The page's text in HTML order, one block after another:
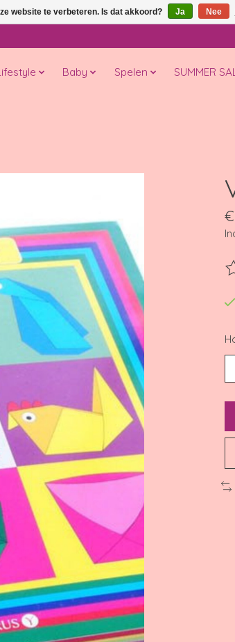
Baby Spelen SUMMER
website te verbeteren. Is dat akkoord? Ja Nee